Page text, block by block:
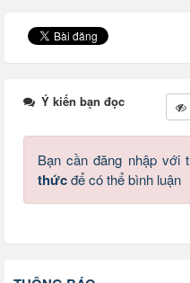
Ý kiến bạn đọc
Bạn cần đăng nhập với
thứcđể có thể bình luận